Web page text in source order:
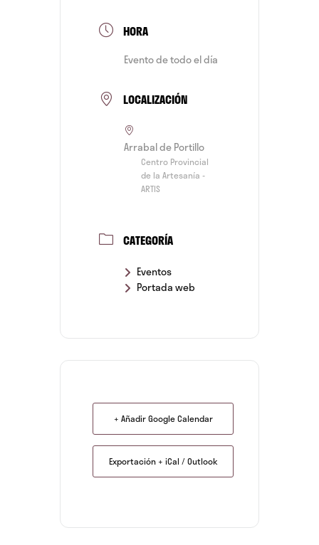
HORA
Evento de todo el día
LOCALIZACIÓN
Arrabal de Portillo
Centro Provincial
de la Artesanía -
ARTIS
CATEGORÍA
Eventos
Portada web
+ Añadir Google Calendar
Exportación + iCal / Outlook